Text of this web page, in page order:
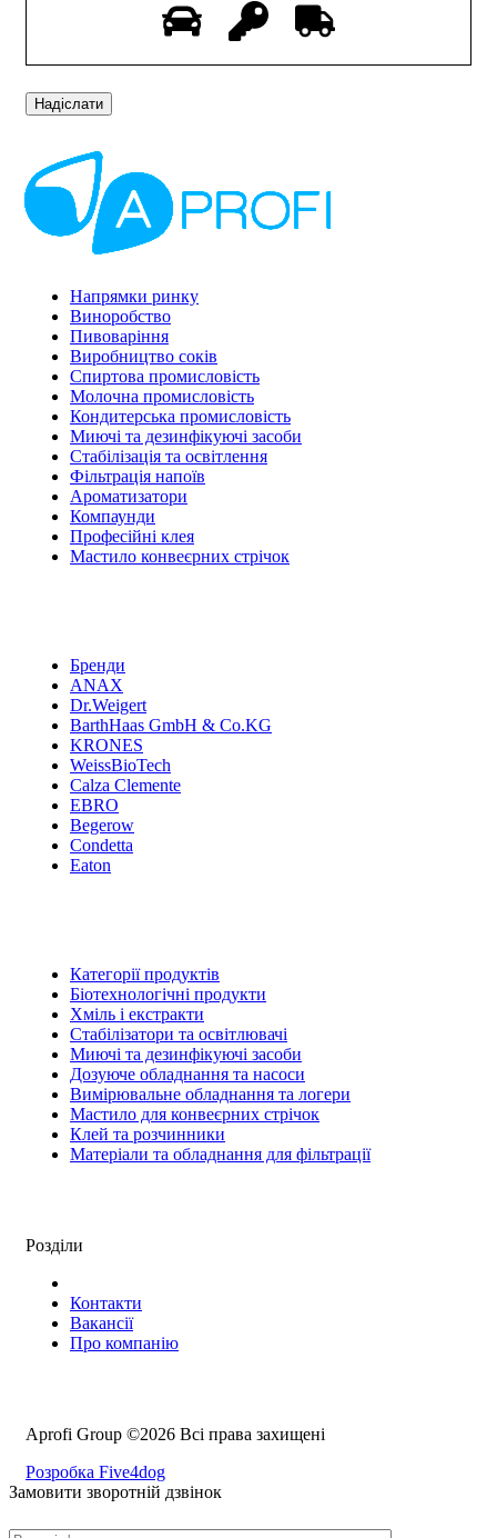
Напрямки ринку
Виноробство
Пивоваріння
Виробництво соків
Спиртова промисловість
Молочна промисловість
Кондитерська промисловість
Миючі та дезинфікуючі засоби
Стабілізація та освітлення
Фільтрація напоїв
Ароматизатори
Компаунди
Професійні клея
Мастило конвеєрних стрічок
Бренди
ANAX
Dr.Weigert
BarthHaas GmbH & Co.KG
KRONES
WeissBioTech
Calza Clemente
EBRO
Begerow
Condetta
Eaton
Категорії продуктів
Біотехнологічні продукти
Хміль і екстракти
Стабілізатори та освітлювачі
Миючі та дезинфікуючі засоби
Дозуюче обладнання та насоси
Вимірювальне обладнання та логери
Мастило для конвеєрних стрічок
Клей та розчинники
Матеріали та обладнання для фільтрації
Розділи
Контакти
Вакансії
Про компанію
Aprofi Group ©2026 Всі права захищені
Розробка Five4dog
Замовити зворотній дзвінок